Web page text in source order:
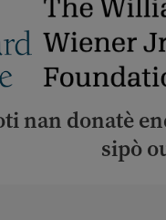
nan donatè
sipò